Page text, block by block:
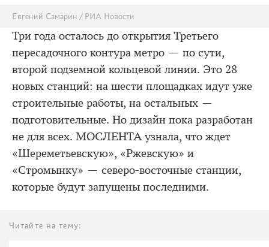
Евгений Самарин / РИА Новости
Три года осталось до открытия Третьего
пересадочного контура метро — по сути,
второй подземной кольцевой линии. Это 28
новых станций: на шести площадках идут уже
строительные работы, на остальных —
подготовительные. Но дизайн пока разработан
не для всех. МОСЛЕНТА узнала, что ждет
«Шереметьевскую», «Ржевскую» и
«Стромынку» — северо-восточные станции,
которые будут запущены последними.
Читайте на тему: